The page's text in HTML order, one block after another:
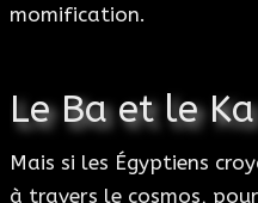
momification.
Le Ba et le Ka
Mais si les Égyptiens
à travers le cosmos,